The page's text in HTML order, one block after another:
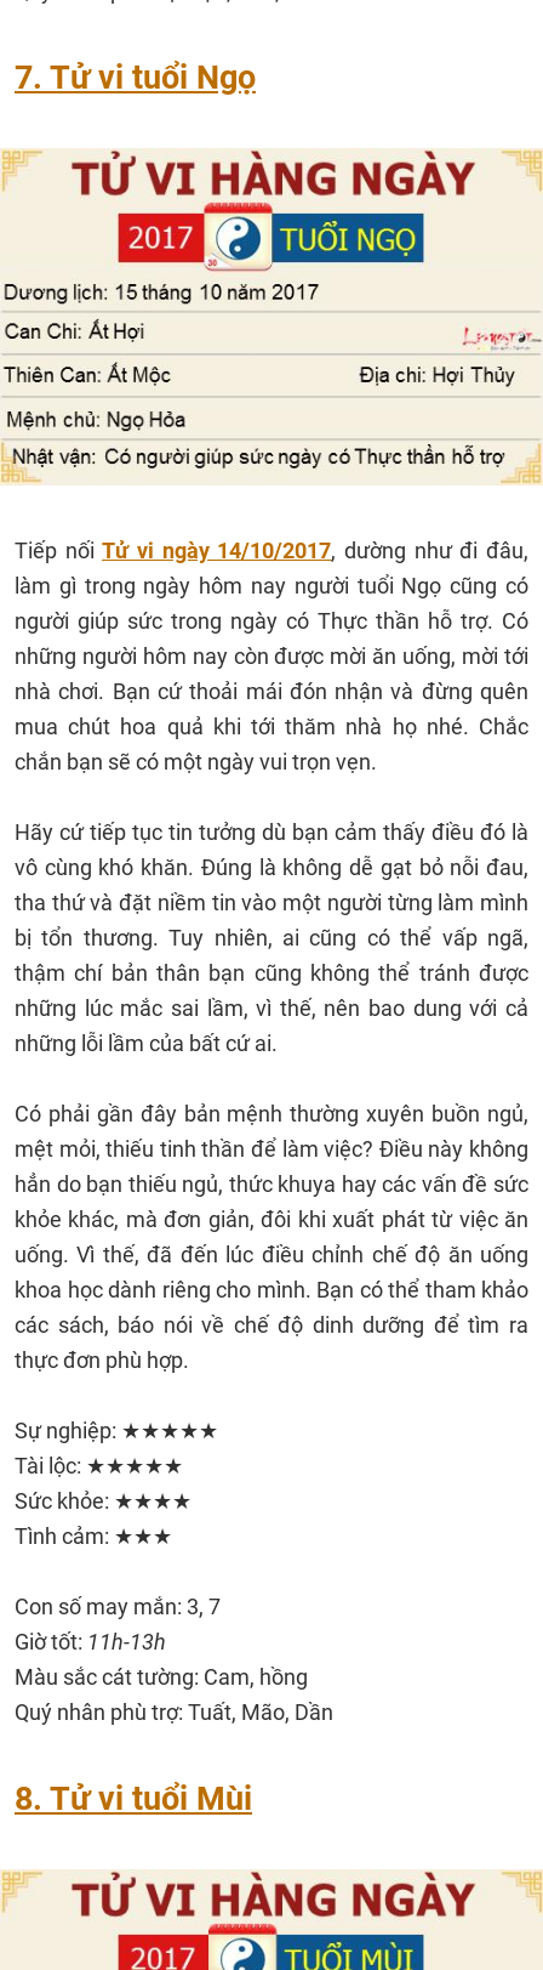
7. Tử vi tuổi Ngọ
Tiếp nốiTử vi ngày 14/10/2017, dường như đi đâu,
làm gì trong ngày hôm nay người tuổi Ngọ cũng có
người giúp sức trong ngày có Thực thần hỗ trợ. Có
những người hôm nay còn được mời ăn uống, mời tới
nhà chơi. Bạn cứ thoải mái đón nhận và đừng quên
mua chút hoa quả khi tới thăm nhà họ nhé. Chắc
chắn bạn sẽ có một ngày vui trọn vẹn.
Hãy cứ tiếp tục tin tưởng dù bạn cảm thấy điều đó là
vô cùng khó khăn. Đúng là không dễ gạt bỏ nỗi đau,
tha thứ và đặt niềm tin vào một người từng làm mình
bị tổn thương. Tuy nhiên, ai cũng có thể vấp ngã,
thậm chí bản thân bạn cũng không thể tránh được
những lúc mắc sai lầm, vì thế, nên bao dung với cả
những lỗi lầm của bất cứ ai.
Có phải gần đây bản mệnh thường xuyên buồn ngủ,
mệt mỏi, thiếu tinh thần để làm việc? Điều này không
hẳn do bạn thiếu ngủ, thức khuya hay các vấn đề sức
khỏe khác, mà đơn giản, đôi khi xuất phát từ việc ăn
uống. Vì thế, đã đến lúc điều chỉnh chế độ ăn uống
khoa học dành riêng cho mình. Bạn có thể tham khảo
các sách, báo nói về chế độ dinh dưỡng để tìm ra
thực đơn phù hợp.
Sự nghiệp: ★★★★★
Tài lộc: ★★★★★
Sức khỏe: ★★★★
Tình cảm: ★★★
Con số may mắn: 3, 7
Giờ tốt: 11h-13h
Màu sắc cát tường: Cam, hồng
Quý nhân phù trợ: Tuất, Mão, Dần
8. Tử vi tuổi Mùi